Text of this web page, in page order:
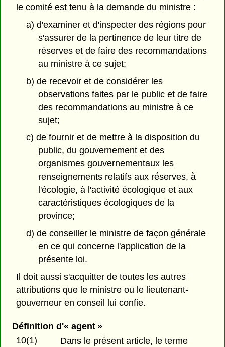
le comité est tenu à la demande du ministre :
a) d'examiner et d'inspecter des régions pour
s'assurer de la pertinence de leur titre de
réserves et de faire des recommandations
au ministre à ce sujet;
b) de recevoir et de considérer les
observations faites par le public et de faire
des recommandations au ministre à ce
sujet;
c) de fournir et de mettre à la disposition du
public, du gouvernement et des
organismes gouvernementaux les
renseignements relatifs aux réserves, à
l'écologie, à l'activité écologique et aux
caractéristiques écologiques de la
province;
d) de conseiller le ministre de façon générale
en ce qui concerne l'application de la
présente loi.
Il doit aussi s'acquitter de toutes les autres
attributions que le ministre ou le lieutenant-
gouverneur en conseil lui confie.
Définition d'« agent »
10(1)
Dans le présent article, le terme